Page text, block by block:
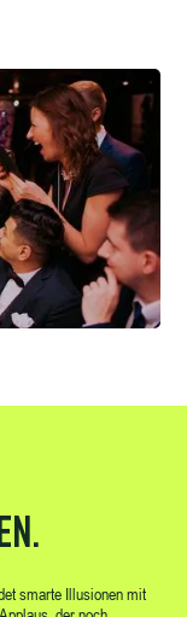
smarte Illusionen mit